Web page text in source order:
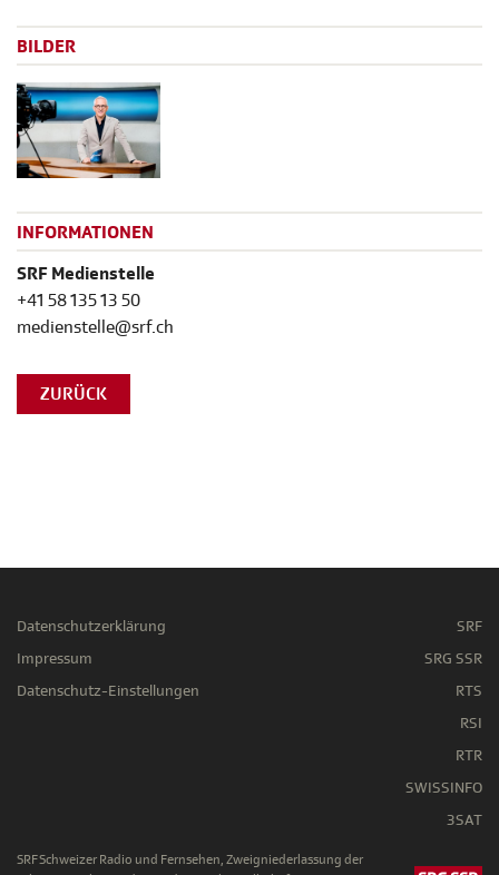
BILDER
INFORMATIONEN
SRF Medienstelle
+41 58 135 13 50
medienstelle@srf.ch
ZURÜCK
Datenschutzerklärung
Impressum
Datenschutz-Einstellungen
SRF
SRG SSR
RTS
RSI
RTR
SWISSINFO
3SAT
SRF Schweizer Radio und Fernsehen, Zweigniederlassung der